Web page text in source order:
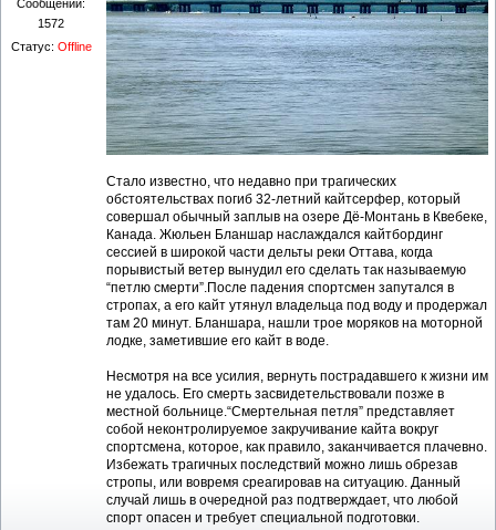
Сообщений:
1572
Статус: Offline
Стало известно, что недавно при трагических
обстоятельствах погиб 32-летний кайтсерфер, который
совершал обычный заплыв на озере Дё-Монтань в Квебеке,
Канада. Жюльен Бланшар наслаждался кайтбординг
сессией в широкой части дельты реки Оттава, когда
порывистый ветер вынудил его сделать так называемую
“петлю смерти”.После падения спортсмен запутался в
стропах, а его кайт утянул владельца под воду и продержал
там 20 минут. Бланшара, нашли трое моряков на моторной
лодке, заметившие его кайт в воде.
Несмотря на все усилия, вернуть пострадавшего к жизни им
не удалось. Его смерть засвидетельствовали позже в
местной больнице.“Смертельная петля” представляет
собой неконтролируемое закручивание кайта вокруг
спортсмена, которое, как правило, заканчивается плачевно.
Избежать трагичных последствий можно лишь обрезав
стропы, или вовремя среагировав на ситуацию. Данный
случай лишь в очередной раз подтверждает, что любой
спорт опасен и требует специальной подготовки.